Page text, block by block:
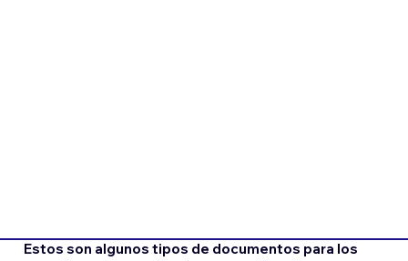
Estos son algunos tipos de documentos para los